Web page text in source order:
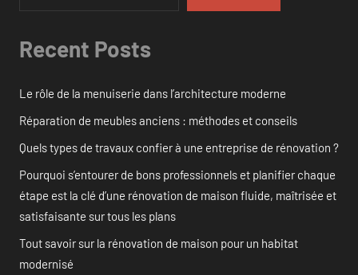
Recent Posts
Le rôle de la menuiserie dans l’architecture moderne
Réparation de meubles anciens : méthodes et conseils
Quels types de travaux confier à une entreprise de rénovation ?
Pourquoi s’entourer de bons professionnels et planifier chaque
étape est la clé d’une rénovation de maison fluide, maîtrisée et
satisfaisante sur tous les plans
Tout savoir sur la rénovation de maison pour un habitat
modernisé